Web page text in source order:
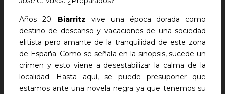
Años 20. Biarritz vive una época dorada como
destino de descanso y vacaciones de una sociedad
elitista pero amante de la tranquilidad de este zona
de España. Como se señala en la sinopsis, sucede un
crimen y esto viene a desestabilizar la calma de la
localidad. Hasta aquí, se puede presuponer que
estamos ante una novela negra ya que tenemos su